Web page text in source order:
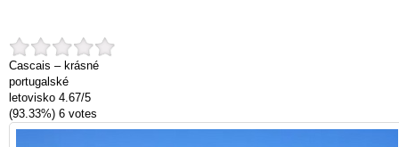
Cascais – krásné
portugalské
letovisko 4.67/5
(93.33%) 6 votes